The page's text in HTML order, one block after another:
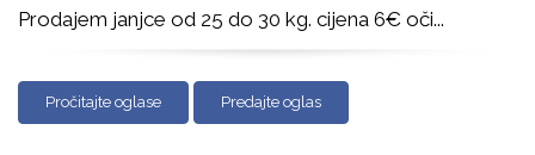
Prodajem janjce od 25 do 30 kg. cijena 6€ oči...
Pročitajte oglase Predajte oglas